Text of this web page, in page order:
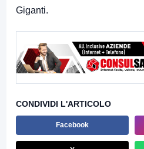
Giganti.
CONDIVIDI L'ARTICOLO
Facebook